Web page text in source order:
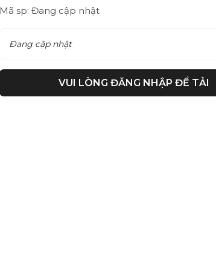
Mã sp: Đang cập nhật
Đang cập nhật
VUI LÒNG ĐĂNG NHẬP ĐỂ TẢI